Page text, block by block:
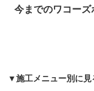
今までのワコー
▼施工メニュー別に見